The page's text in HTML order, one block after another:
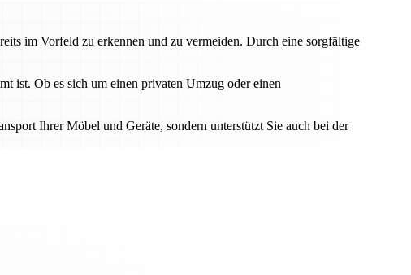
im Vorfeld zu erkennen und zu vermeiden. Durch eine sorgfältige
ist. Ob es sich um einen privaten Umzug oder einen
Ihrer Möbel und Geräte, sondern unterstützt Sie auch bei der